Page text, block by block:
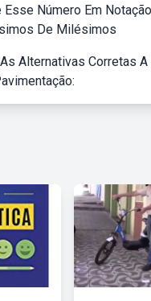
Esse Número Em
De Milésimos
Alternativas Corretas